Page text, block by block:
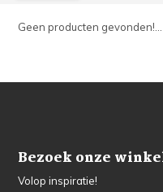
Geen producten gevonden!...
Bezoek onze
Volop inspiratie!